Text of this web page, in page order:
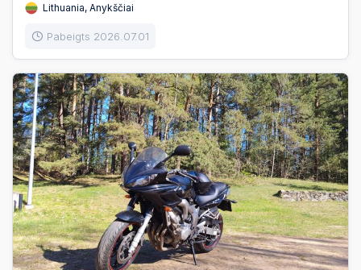
Lithuania, Anykščiai
Pabeigts 2026.07.01